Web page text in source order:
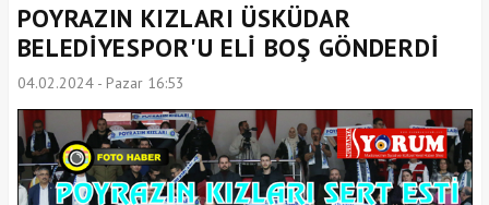
POYRAZIN KIZLARI ÜSKÜDAR
BELEDİYESPOR'U ELİ BOŞ GÖNDERDİ
04.02.2024 - Pazar 16:53